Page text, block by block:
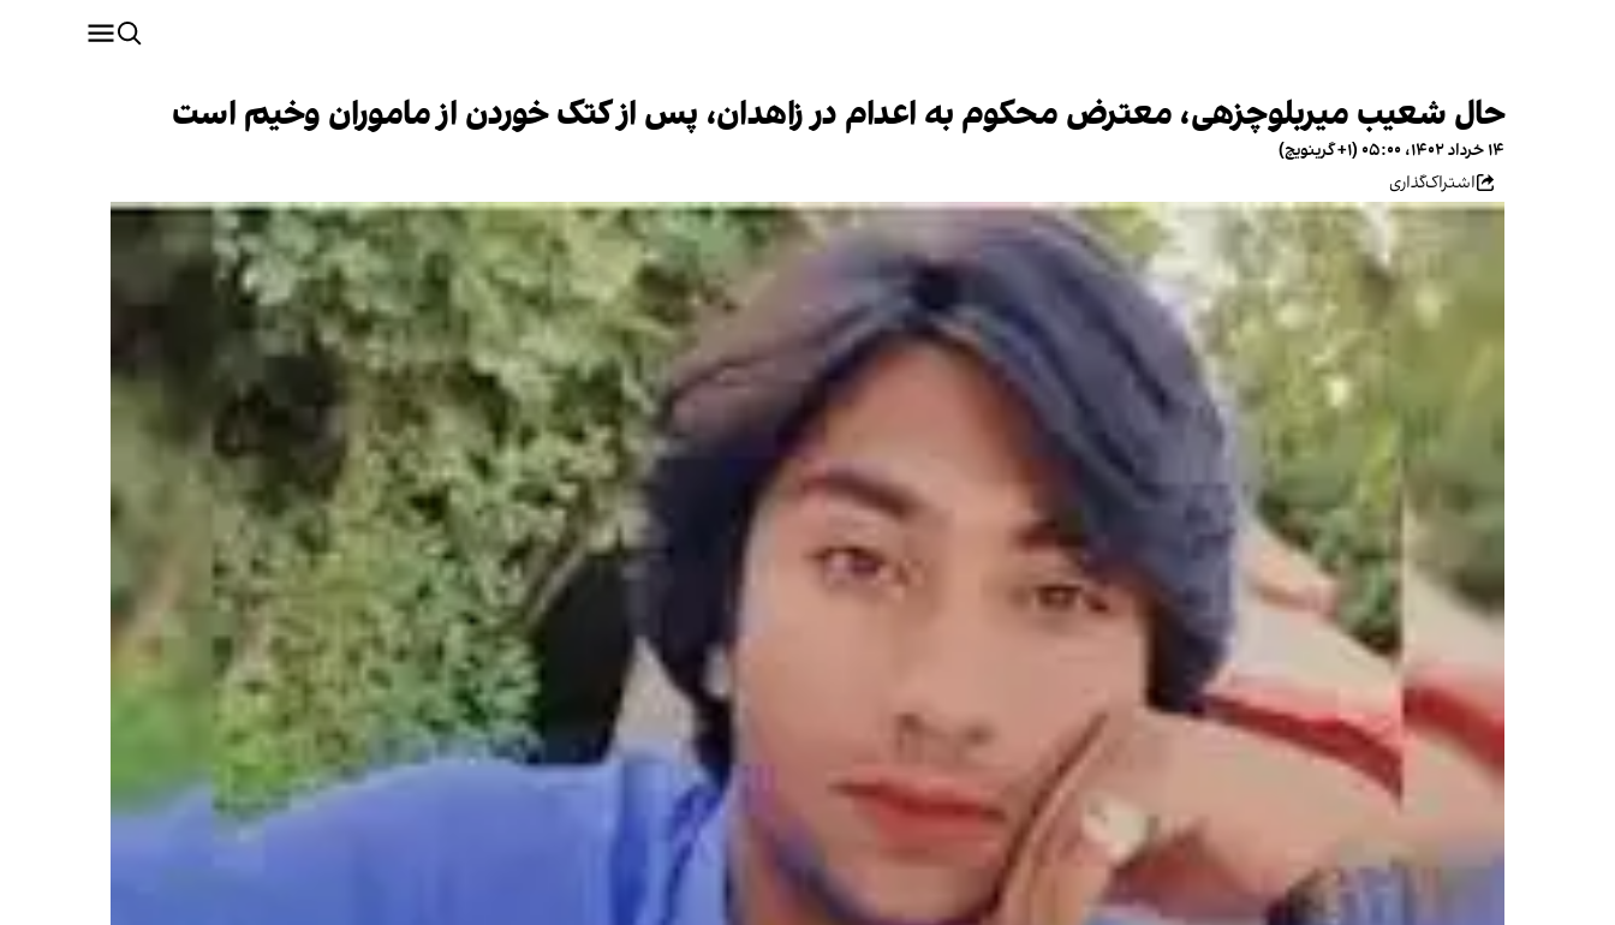
حال شعیب میربلوچزهی، معترض محکوم به اعدام در زاهدان، پس از کتک خوردن از ماموران وخیم است
۱۴ خرداد ۱۴۰۲، ۰۵:۰۰ (‎+۱ گرینویچ)
اشتراک‌گذاری